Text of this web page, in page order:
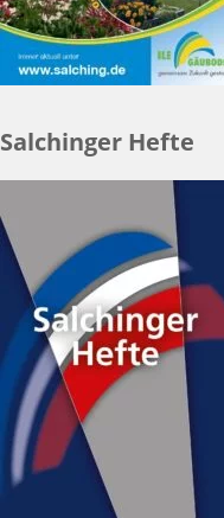
Salchinger Hefte